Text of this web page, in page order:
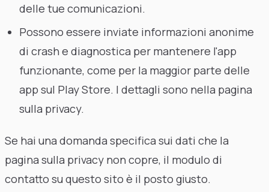
delle tue comunicazioni.
Possono essere inviate informazioni anonime
di crash e diagnostica per mantenere l'app
funzionante, come per la maggior parte delle
app sul Play Store. I dettagli sono nella pagina
sulla privacy.
Se hai una domanda specifica sui dati che la
pagina sulla privacy non copre, il modulo di
contatto su questo sito è il posto giusto.